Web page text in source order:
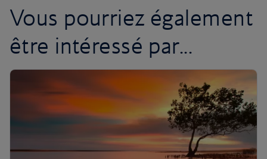
Vous pourriez également
être intéressé par...